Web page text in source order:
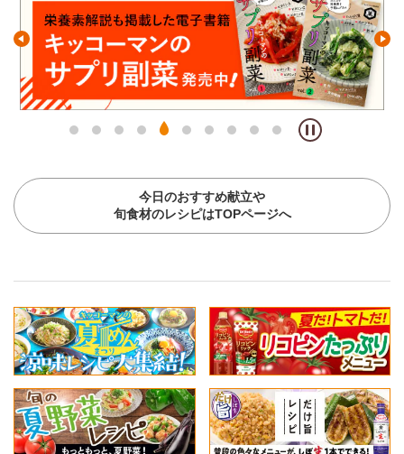
今日のおすすめ献立や
旬食材のレシピはTOPページへ